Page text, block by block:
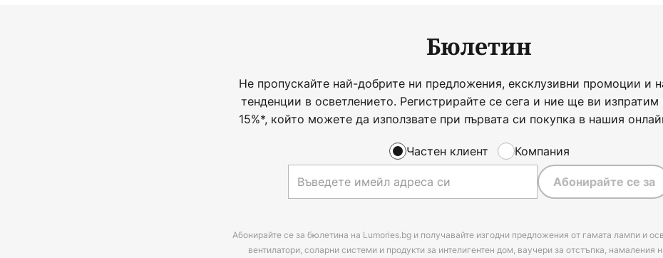
Бюлетин
Не пропускайте най-добрите ни предложения, ексклузивни промоции и
тенденции в осветлението. Регистрирайте се сега и ние ще ви изпратим
15%*, който можете да използвате при първата си покупка в нашия
Частен клиент Компания
Абонирайте се за
Абонирайте се за бюлетина на Lumories.bg и получавайте изгодни предложения от гамата лампи и
вентилатори, соларни системи и продукти за интелигентен дом, ваучери за отстъпка, намаления